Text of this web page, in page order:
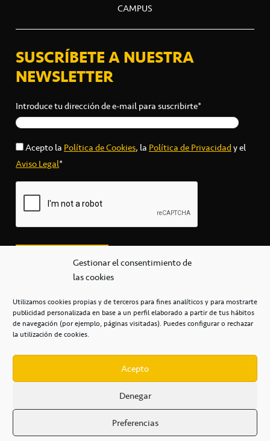
Gestionar el consentimiento de
las cookies
Utilizamos cookies propias y de terceros para fines analíticos y para mostrarte
publicidad personalizada en base a un perfil elaborado a partir de tus hábitos
de navegación (por ejemplo, páginas visitadas). Puedes configurar o rechazar
la utilización de cookies.
Acepto
Denegar
Preferencias
CAMPUS
SUSCRÍBETE A NUESTRA
NEWSLETTER
Introduce tu dirección de e-mail para suscribirte*
Acepto la Política de Cookies, la Política de Privacidady el
Aviso Legal*
secretaria@cbcanarias.es
+34 922 253 684
Casa del Deporte / 38108 – La Laguna
POLÍTICA DE PRIVACIDAD / POLÍTICA DE COOKIES /
AVISO LEGAL / CONDICIONES